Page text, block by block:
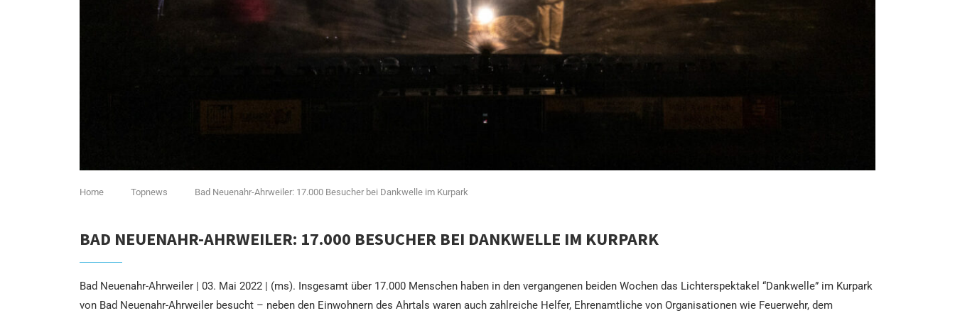
Home Topnews Bad Neuenahr-Ahrweiler: 17.000 Besucher bei Dankwelle im Kurpark
BAD NEUENAHR-AHRWEILER: 17.000 BESUCHER BEI DANKWELLE IM KURPARK
Bad Neuenahr-Ahrweiler | 03. Mai 2022 | (ms). Insgesamt über 17.000 Menschen haben in den vergangenen beiden Wochen das Lichterspektakel “Dankwelle” im Kurpark
von Bad Neuenahr-Ahrweiler besucht – neben den Einwohnern des Ahrtals waren auch zahlreiche Helfer, Ehrenamtliche von Organisationen wie Feuerwehr, dem